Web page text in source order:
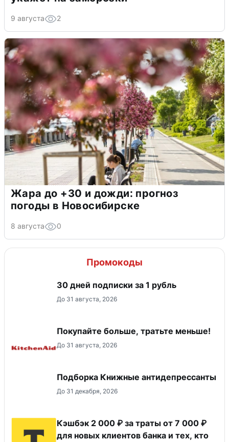
9 августа 2
Жара до +30 и дожди: прогноз
погоды в Новосибирске
8 августа 0
Промокоды
30 дней подписки за 1 рубль
До 31 августа, 2026
Покупайте больше, тратьте меньше!
До 31 августа, 2026
Подборка Книжные антидепрессанты
До 31 декабря, 2026
Кэшбэк 2 000 ₽ за траты от 7 000 ₽
для новых клиентов банка и тех, кто